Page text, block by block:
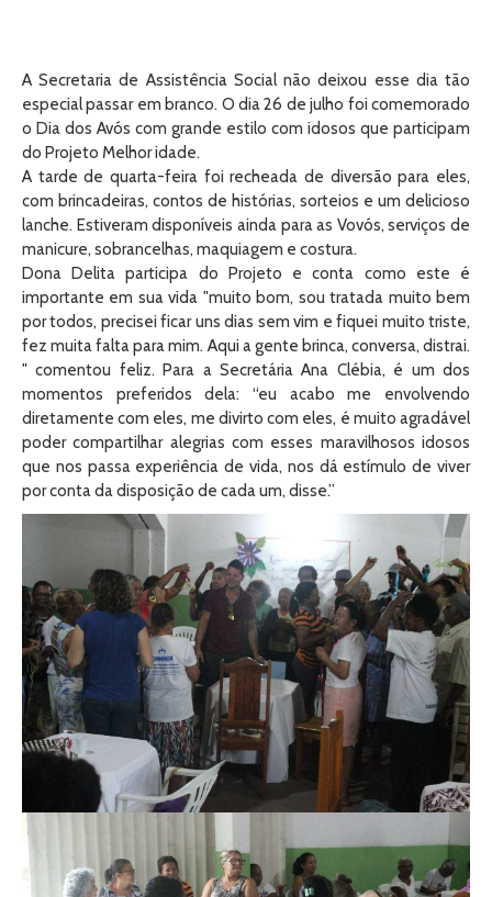
A Secretaria de Assistência Social não deixou esse dia tão
especial passar em branco. O dia 26 de julho foi comemorado
o Dia dos Avós com grande estilo com idosos que participam
do Projeto Melhor idade.
A tarde de quarta-feira foi recheada de diversão para eles,
com brincadeiras, contos de histórias, sorteios e um delicioso
lanche. Estiveram disponíveis ainda para as Vovós, serviços de
manicure, sobrancelhas, maquiagem e costura.
Dona Delita participa do Projeto e conta como este é
importante em sua vida "muito bom, sou tratada muito bem
por todos, precisei ficar uns dias sem vim e fiquei muito triste,
fez muita falta para mim. Aqui a gente brinca, conversa, distrai.
" comentou feliz. Para a Secretária Ana Clébia, é um dos
momentos preferidos dela: “eu acabo me envolvendo
diretamente com eles, me divirto com eles, é muito agradável
poder compartilhar alegrias com esses maravilhosos idosos
que nos passa experiência de vida, nos dá estímulo de viver
por conta da disposição de cada um, disse.”